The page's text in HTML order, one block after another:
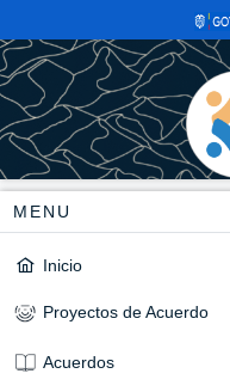
MENU
Inicio
Proyectos de Acuerdo
Acuerdos